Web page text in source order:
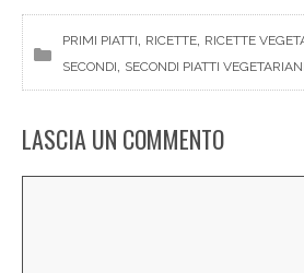
PRIMI PIATTI, RICETTE, RICETTE
SECONDI, SECONDI PIATTI VEGETARIANI
LASCIA UN COMMENTO